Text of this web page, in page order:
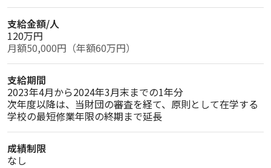
支給金額/人
120万円
月額50,000円（年額60万円）
支給期間
2023年4月から2024年3月末までの1年分
次年度以降は、当財団の審査を経て、原則として在学する
学校の最短修業年限の終期まで延長
成績制限
なし